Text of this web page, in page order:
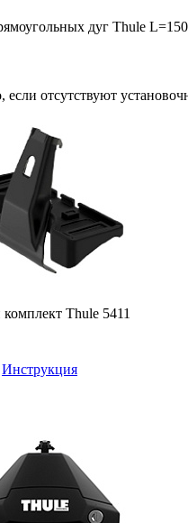
дуг Thule
если отсутствуют
Thule 5411
Инструкция